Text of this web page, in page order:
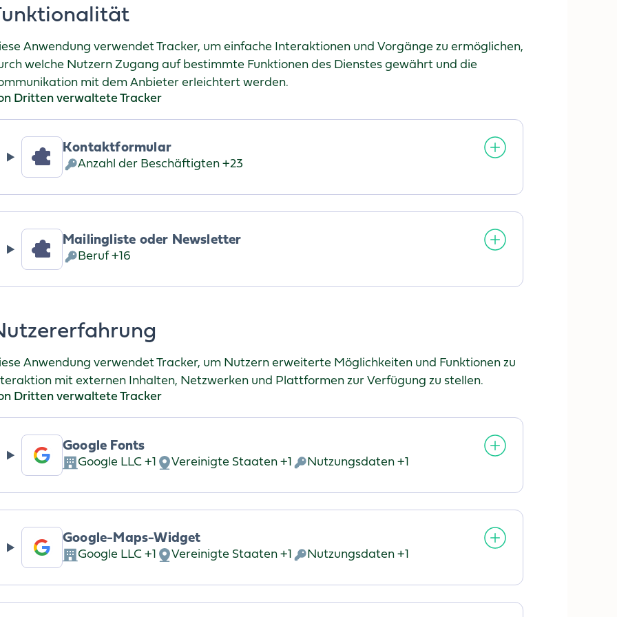
Anwendung verwendet Tracker, um einfache Interaktionen und Vorgänge zu ermöglichen,
welche Nutzern Zugang auf bestimmte Funktionen des Dienstes gewährt und die
mit dem Anbieter erleichtert werden.
Dritten verwaltete Tracker
Kontaktformular
Verarbeitete
Anzahl der Beschäftigten +23
Mailingliste oder Newsletter
Verarbeitete
Beruf +16
Anwendung verwendet Tracker, um Nutzern erweiterte Möglichkeiten und Funktionen zu
mit externen Inhalten, Netzwerken und Plattformen zur Verfügung zu stellen.
Dritten verwaltete Tracker
Google Fonts
Firma:
Google LLC +1
Verarbeitungsort:
Vereinigte Staaten +1
Verarbeitete
Nutzungsdaten +1
Google-Maps-Widget
Firma:
Google LLC +1
Verarbeitungsort:
Vereinigte Staaten +1
Verarbeitete
Nutzungsdaten +1